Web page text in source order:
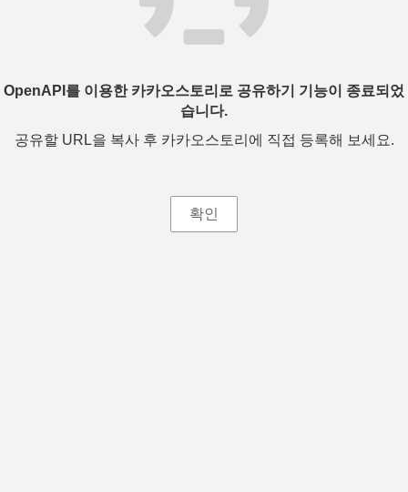
OpenAPI를 이용한 카카오스토리로 공유하기 기능이 종료되었
습니다.
공유할 URL을 복사 후 카카오스토리에 직접 등록해 보세요.
확인